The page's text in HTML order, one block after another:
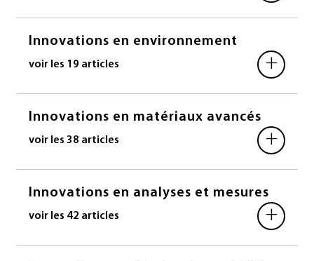
Innovations en environnement
voir les 19 articles +
Innovations en matériaux avancés
voir les 38 articles +
Innovations en analyses et mesures
voir les 42 articles +